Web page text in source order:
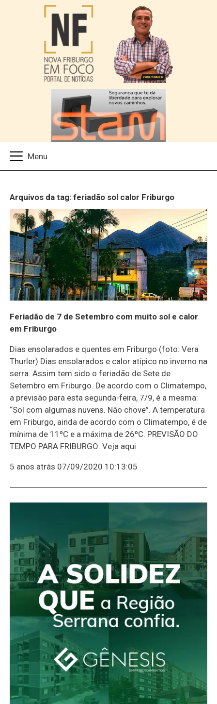
Arquivos da tag: feriadão sol calor Friburgo
Feriadão de 7 de Setembro com muito sol e calor
em Friburgo
Dias ensolarados e quentes em Friburgo (foto: Vera
Thurler) Dias ensolarados e calor atípico no inverno na
serra. Assim tem sido o feriadão de Sete de
Setembro em Friburgo. De acordo com o Climatempo,
a previsão para esta segunda-feira, 7/9, é a mesma:
“Sol com algumas nuvens. Não chove”. A temperatura
em Friburgo, ainda de acordo com o Climatempo, é de
mínima de 11ºC e a máxima de 26ºC. PREVISÃO DO
TEMPO PARA FRIBURGO: Veja aqui
5 anos atrás 07/09/2020 10:13:05